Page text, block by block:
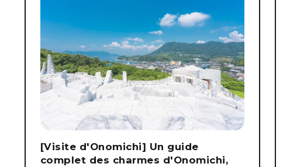
[Visite d'Onomichi] Un guide
complet des charmes d'Onomichi,